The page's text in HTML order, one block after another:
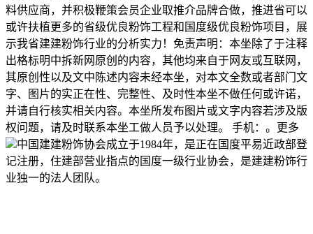
料供应商，并积极鞭策会员企业取推介品牌合做，推进省可以
或许扶植更多的省级优良粉饰工程和国度级优良粉饰项目，展
示我省建建粉饰行业的分析实力！免责声明：本坐除了于注释
出格标明中拆新网原创的内容，其他均来自于网友或互联网，
其原创性以及文中陈述内容未经本坐，对本文全数或者部门文
字、图片的实正在性、完整性、及时性本坐不做任何或许诺，
并请自行核实相关内容。本坐所发布图片或文字内容若涉及版
权问题，请及时联系本坐工做人员予以处理。 手机：。更多
中国建建粉饰协会成立于1984年，是正在国度平易近政部登
记注册，住建部营业指点的国度一级行业协会，是建建粉饰行
业独一的法人团队。